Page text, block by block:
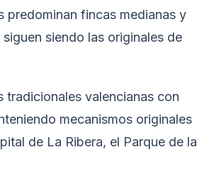
predominan fincas medianas y
siendo las originales de
valencianas con
mecanismos originales
de La Ribera, el Parque de la